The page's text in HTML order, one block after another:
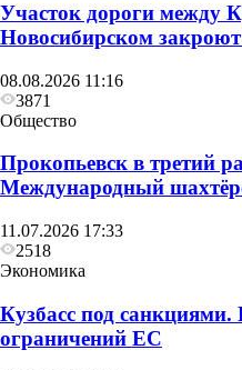
Другие новости
Участок дороги между
Новосибирском
08.08.2026 11:16
3871
Общество
Прокопьевск в третий
Международный
11.07.2026 17:33
2518
Экономика
Кузбасс под санкциями.
ограничений ЕС